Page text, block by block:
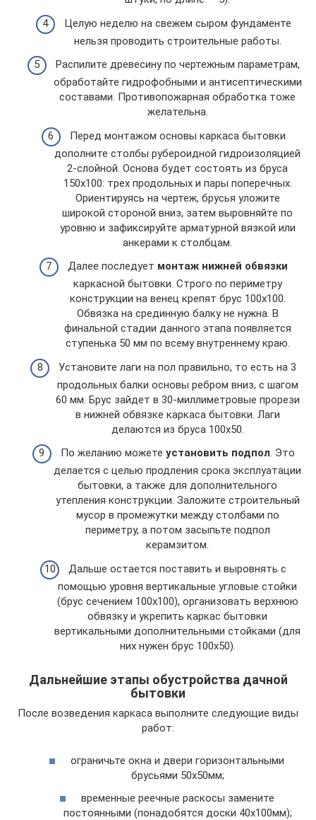
Целую неделю на свежем сыром фундаменте
нельзя проводить строительные работы.
Распилите древесину по чертежным параметрам,
обработайте гидрофобными и антисептическими
составами. Противопожарная обработка тоже
желательна.
Перед монтажом основы каркаса бытовки
дополните столбы рубероидной гидроизоляцией
2-слойной. Основа будет состоять из бруса
150х100: трех продольных и пары поперечных.
Ориентируясь на чертеж, брусья уложите
широкой стороной вниз, затем выровняйте по
уровню и зафиксируйте арматурной вязкой или
анкерами к столбцам.
Далее последует монтаж нижней обвязки
каркасной бытовки. Строго по периметру
конструкции на венец крепят брус 100х100.
Обвязка на срединную балку не нужна. В
финальной стадии данного этапа появляется
ступенька 50 мм по всему внутреннему краю.
Установите лаги на пол правильно, то есть на 3
продольных балки основы ребром вниз, с шагом
60 мм. Брус зайдет в 30-миллиметровые прорези
в нижней обвязке каркаса бытовки. Лаги
делаются из бруса 100х50.
По желанию можете установить подпол. Это
делается с целью продления срока эксплуатации
бытовки, а также для дополнительного
утепления конструкции. Заложите строительный
мусор в промежутки между столбами по
периметру, а потом засыпьте подпол
керамзитом.
Дальше остается поставить и выровнять с
помощью уровня вертикальные угловые стойки
(брус сечением 100х100), организовать верхнюю
обвязку и укрепить каркас бытовки
вертикальными дополнительными стойками (для
них нужен брус 100х50).
Дальнейшие этапы обустройства дачной
бытовки
После возведения каркаса выполните следующие виды
работ:
ограничьте окна и двери горизонтальными
брусьями 50х50мм;
временные реечные раскосы замените
постоянными (понадобятся доски 40х100мм);